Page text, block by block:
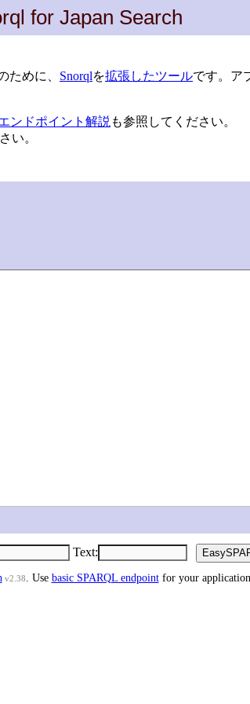
for Japan Search
ために、 Snorqlを拡張したツールです。ア
ンドポイント解説 も参照してください。
い。
Text:
v2.38. Use basic SPARQL endpointfor your